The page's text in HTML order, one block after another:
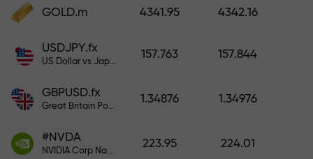
GOLD.m 4341.95 4342.16
USDJPY.fx
US Dollar vs Japanese Yen
157.763 157.844
GBPUSD.fx
Great Britain Pound vs US Dollar
1.34876 1.34976
#NVDA
NVIDIA Corp Nasdaq Stock Exchange (Nasdaq) USD
223.95 224.01